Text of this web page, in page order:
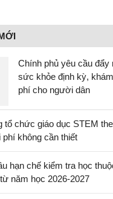
Chính phủ yêu cầu đẩy
sức khỏe định kỳ,
phí cho người dân
tổ chức giáo dục STEM
phí không cần thiết
hạn chế kiểm tra học
năm học 2026-2027